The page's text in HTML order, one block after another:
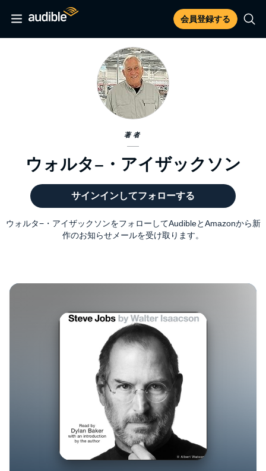
会員登録する
著者
ウォルタ−・アイザックソン
サインインしてフォローする
ウォルタ−・アイザックソンをフォローしてAudibleとAmazonから新
作のお知らせメールを受け取ります。